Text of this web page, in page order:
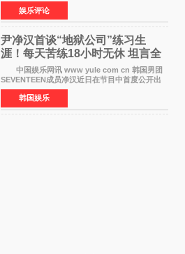
都市女性传递健康生活新主张，寄语当代女性在
家庭与自我之间
娱乐评论
尹净汉首谈“地狱公司”练习生
涯！每天苦练18小时无休 坦言全
靠成员撑过来
中国娱乐网讯 www yule com cn 韩国男团
SEVENTEEN成员净汉近日在节目中首度公开出
道前的残酷练习生经历，并提及经纪公司Pledis
娱乐，引发广泛关注。 在8月2日播出的日本
TBS综艺节目《周
韩国娱乐